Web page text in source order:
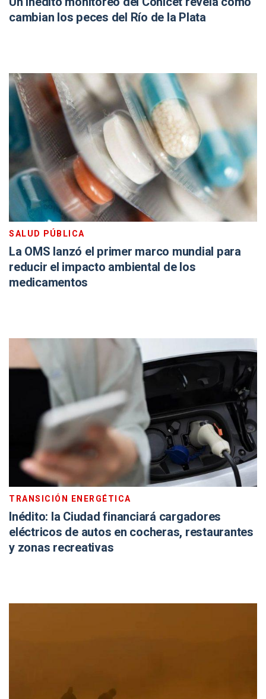
cambian los peces del Río de la Plata
SALUD PÚBLICA
La OMS lanzó el primer marco mundial para
reducir el impacto ambiental de los
medicamentos
TRANSICIÓN ENERGÉTICA
Inédito: la Ciudad financiará cargadores
eléctricos de autos en cocheras, restaurantes
y zonas recreativas